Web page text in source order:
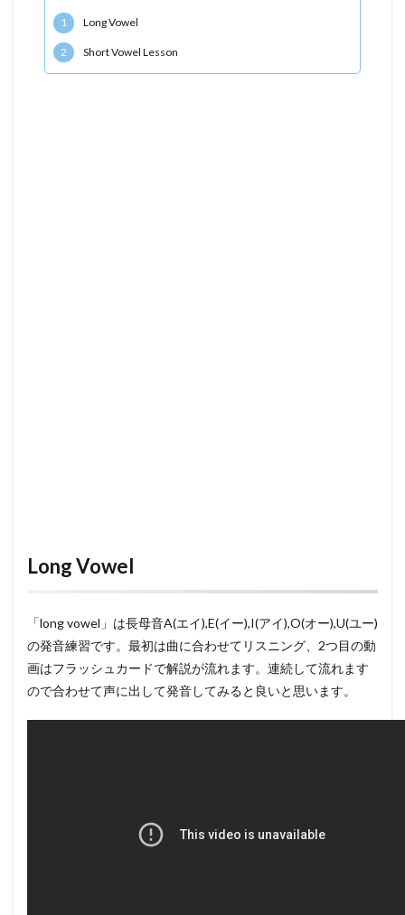
1 Long Vowel
2 Short Vowel Lesson
Long Vowel
「long vowel」は長母音A(エイ),E(イー),I(アイ),O(オー),U(ユー)
の発音練習です。最初は曲に合わせてリスニング、2つ目の動
画はフラッシュカードで解説が流れます。連続して流れます
ので合わせて声に出して発音してみると良いと思います。